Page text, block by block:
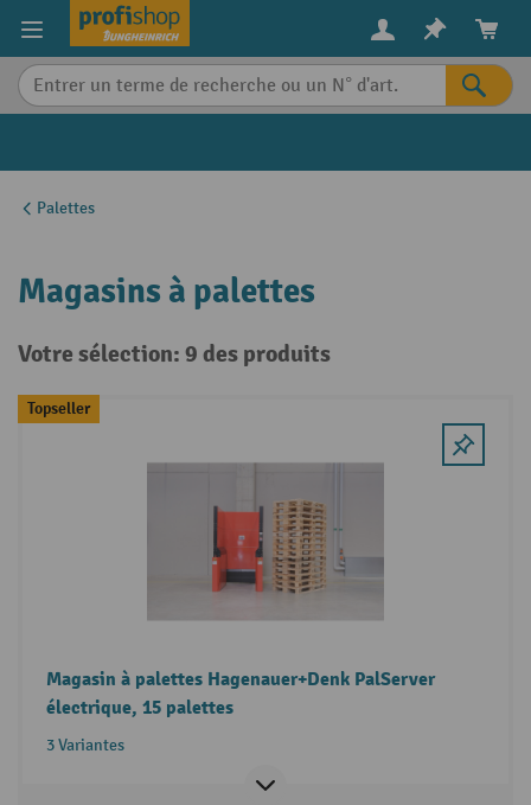
content
Palettes
Magasins à palettes
Votre sélection: 9 des produits
Topseller
Magasin à palettes Hagenauer+Denk PalServer
électrique, 15 palettes
3 Variantes